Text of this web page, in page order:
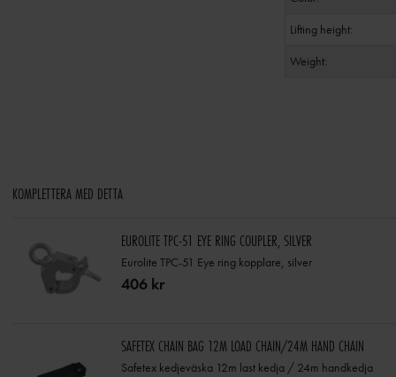
Lifting height:
Weight:
KOMPLETTERA MED DETTA
EUROLITE TPC-51 EYE RING COUPLER, SILVER
Eurolite TPC-51 Eye ring kopplare, silver
406 kr
SAFETEX CHAIN BAG 12M LOAD CHAIN/24M HAND CHAIN
Safetex kedjeväska 12m last kedja / 24m handkedja